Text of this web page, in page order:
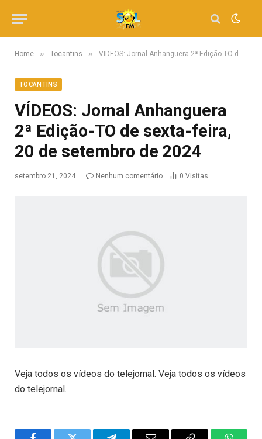
Home » Tocantins » VÍDEOS: Jornal Anhanguera 2ª Edição-TO de sexta-feira, 20 de setembro de 2024
TOCANTINS
VÍDEOS: Jornal Anhanguera
2ª Edição-TO de sexta-feira,
20 de setembro de 2024
setembro 21, 2024 Nenhum comentário 0 Visitas
Veja todos os vídeos do telejornal. Veja todos os vídeos
do telejornal.